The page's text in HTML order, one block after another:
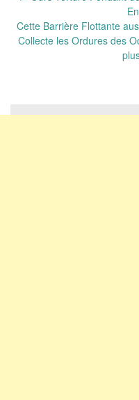
Cette Barrière Flottante
Collecte les Ordures des